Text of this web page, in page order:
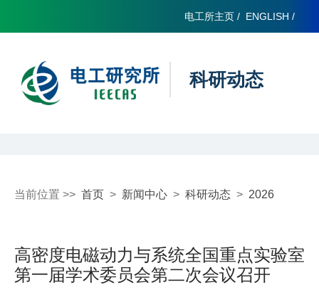
电工所主页 / ENGLISH /
科研动态
当前位置 >> 首页 > 新闻中心 > 科研动态 > 2026
高密度电磁动力与系统全国重点实验室
第一届学术委员会第二次会议召开